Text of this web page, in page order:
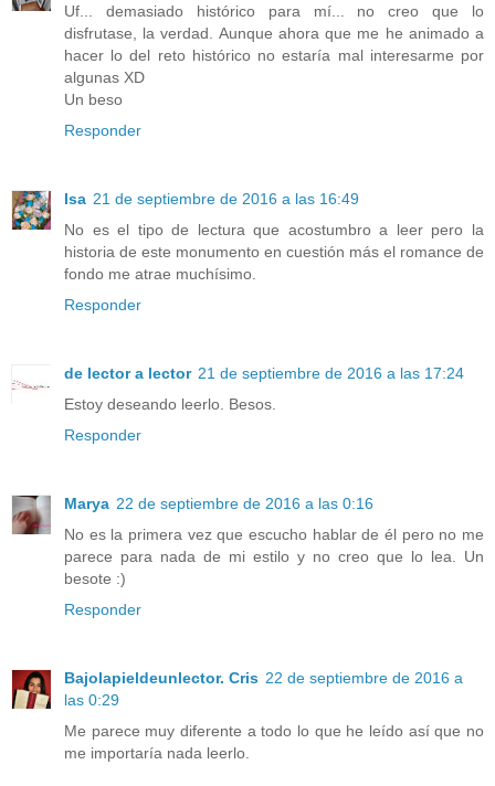
Uf... demasiado histórico para mí... no creo que lo
disfrutase, la verdad. Aunque ahora que me he animado a
hacer lo del reto histórico no estaría mal interesarme por
algunas XD
Un beso
Responder
Isa 21 de septiembre de 2016 a las 16:49
No es el tipo de lectura que acostumbro a leer pero la
historia de este monumento en cuestión más el romance de
fondo me atrae muchísimo.
Responder
de lector a lector 21 de septiembre de 2016 a las 17:24
Estoy deseando leerlo. Besos.
Responder
Marya 22 de septiembre de 2016 a las 0:16
No es la primera vez que escucho hablar de él pero no me
parece para nada de mi estilo y no creo que lo lea. Un
besote :)
Responder
Bajolapieldeunlector. Cris 22 de septiembre de 2016 a
las 0:29
Me parece muy diferente a todo lo que he leído así que no
me importaría nada leerlo.